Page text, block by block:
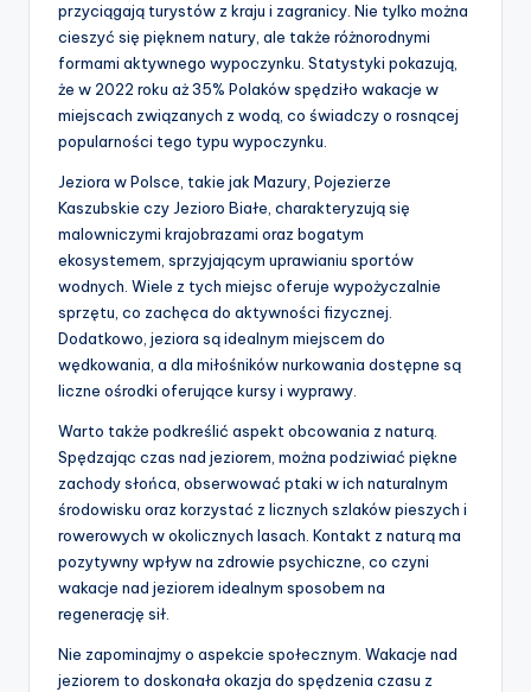
przyciągają turystów z kraju i zagranicy. Nie tylko można
cieszyć się pięknem natury, ale także różnorodnymi
formami aktywnego wypoczynku. Statystyki pokazują,
że w 2022 roku aż 35% Polaków spędziło wakacje w
miejscach związanych z wodą, co świadczy o rosnącej
popularności tego typu wypoczynku.
Jeziora w Polsce, takie jak Mazury, Pojezierze
Kaszubskie czy Jezioro Białe, charakteryzują się
malowniczymi krajobrazami oraz bogatym
ekosystemem, sprzyjającym uprawianiu sportów
wodnych. Wiele z tych miejsc oferuje wypożyczalnie
sprzętu, co zachęca do aktywności fizycznej.
Dodatkowo, jeziora są idealnym miejscem do
wędkowania, a dla miłośników nurkowania dostępne są
liczne ośrodki oferujące kursy i wyprawy.
Warto także podkreślić aspekt obcowania z naturą.
Spędzając czas nad jeziorem, można podziwiać piękne
zachody słońca, obserwować ptaki w ich naturalnym
środowisku oraz korzystać z licznych szlaków pieszych i
rowerowych w okolicznych lasach. Kontakt z naturą ma
pozytywny wpływ na zdrowie psychiczne, co czyni
wakacje nad jeziorem idealnym sposobem na
regenerację sił.
Nie zapominajmy o aspekcie społecznym. Wakacje nad
jeziorem to doskonała okazja do spędzenia czasu z